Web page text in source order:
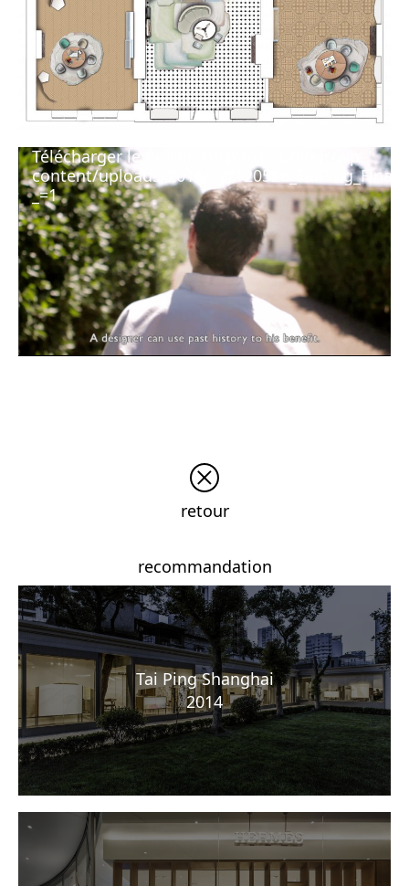
Télécharger le fichier: http://rfstudio.fr/wp-
content/uploads/2016/10/
_=1
retour
recommandation
Tai Ping Shanghai
2014